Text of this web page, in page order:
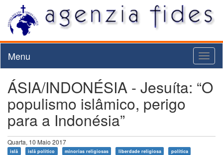
Menu
ÁSIA/INDONÉSIA - Jesuíta: “O
populismo islâmico, perigo
para a Indonésia”
Quarta, 10 Maio 2017
islã islã político minorias religiosas liberdade religiosa
política